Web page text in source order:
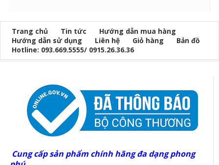
Trang chủ Tin tức
Hướng dẫn mua hàng
Hướng dẫn sử dụng
Liên hệ Giỏ hàng
Bản đồ
Hotline: 093.669.5555/ 0915.26.36.36
Cung cấp sản phẩm chính hãng đa dạng phong